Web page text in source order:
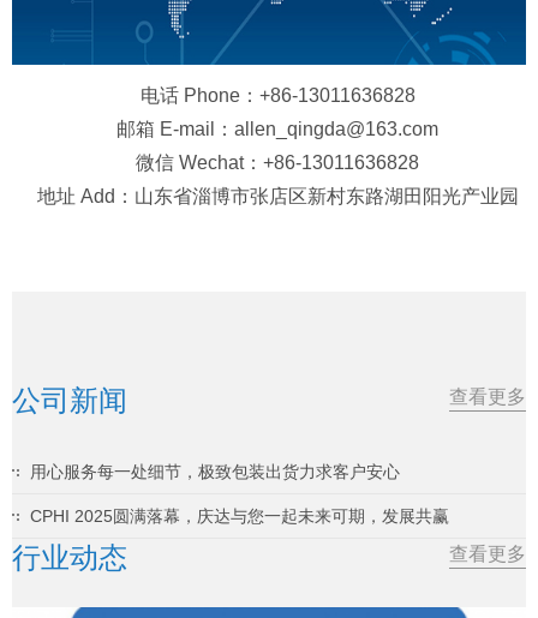
电话 Phone：+86-13011636828
邮箱 E-mail：allen_qingda@163.com
微信 Wechat：+86-13011636828
地址 Add：山东省淄博市张店区新村东路湖田阳光产业园
公司新闻 查看更多
用心服务每一处细节，极致包装出货力求客户安心
CPHI 2025圆满落幕，庆达与您一起未来可期，发展共赢
行业动态 查看更多